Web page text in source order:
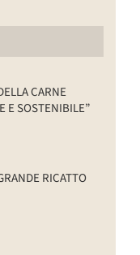
CARNE
E SOSTENIBILE”
RICATTO